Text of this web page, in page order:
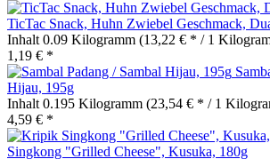
TicTac Snack, Huhn Zwiebel Geschmack,
Inhalt 0.09 Kilogramm (13,22 € * / 1
1,19 € *
Hijau, 195g
Inhalt 0.195 Kilogramm (23,54 € * / 1
4,59 € *
Singkong "Grilled Cheese", Kusuka, 180g